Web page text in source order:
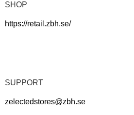
SHOP
https://retail.zbh.se/
SUPPORT
zelectedstores@zbh.se